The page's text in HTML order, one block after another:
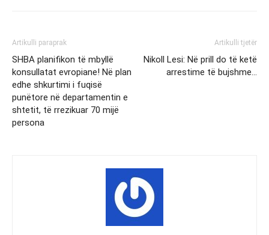
Artikulli paraprak
SHBA planifikon të mbyllë
konsullatat evropiane! Në plan
edhe shkurtimi i fuqisë
punëtore në departamentin e
shtetit, të rrezikuar 70 mijë
persona
Artikulli tjetër
Nikoll Lesi: Në prill do të ketë
arrestime të bujshme…